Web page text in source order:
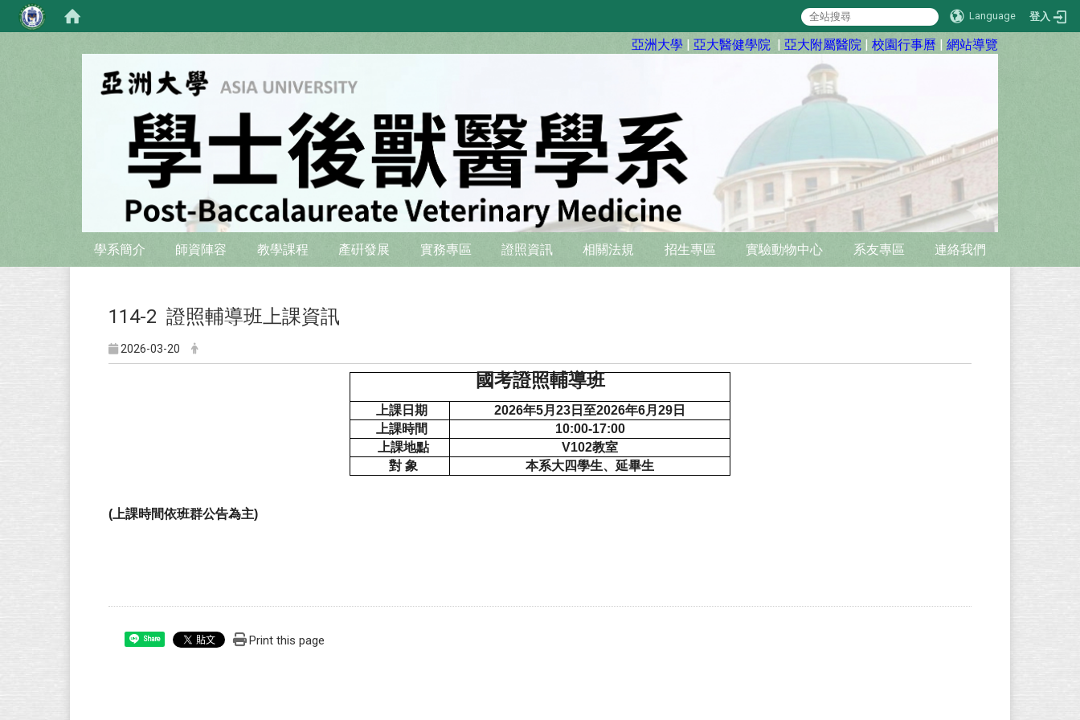
Language 登入
亞洲大學 | 亞大醫健學院 | 亞大附屬醫院 | 校園行事曆 | 網站導覽
學系簡介 師資陣容 教學課程 產硏發展 實務專區 證照資訊 相關法規 招生專區 實驗動物中心 系友專區 連絡我們
114-2 證照輔導班上課資訊
2026-03-20
國考證照輔導班
上課日期 2026年5月23日至2026年6月29日
上課時間
10:00-17:00
上課地點
V102教室
對 象
本系大四學生、延畢生
( 上課時間依班群公告為主)
Share Print this page